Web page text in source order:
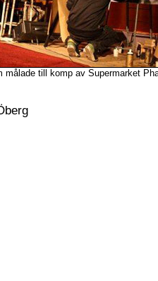
målade till komp av Supermarket